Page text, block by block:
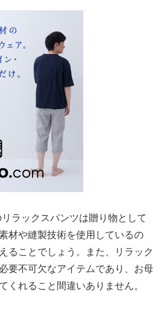
ラックスパンツは贈り物として
材や縫製技術を使用しているの
ることでしょう。また、リラック
要不可欠なアイテムであり、お母
くれること間違いありません。